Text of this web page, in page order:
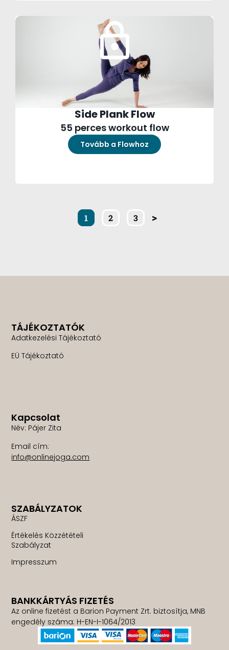
Side Plank Flow
55 perces workout flow
Tovább a Flowhoz
1 2 3 >
Kapcsolat
Név: Pájer Zita
Email cím:
info@onlinejoga.com
SZABÁLYZATOK
ÁSZF
Értékelés Közzétételi
Szabályzat
Impresszum
TÁJÉKOZTATÓK
Adatkezelési Tájékoztató
EÜ Tájékoztató
BANKKÁRTYÁS FIZETÉS
Az online fizetést a Barion Payment Zrt. biztosítja, MNB
engedély száma: H-EN-I-1064/2013